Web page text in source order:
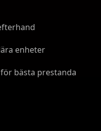
enheter
bästa prestanda